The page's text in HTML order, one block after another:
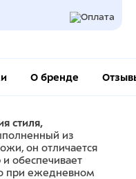
О бренде
стиля,
из
он отличается
обеспечивает
при ежедневном